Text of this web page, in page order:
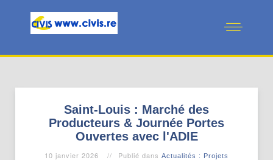
Saint-Louis : Marché des
Producteurs & Journée Portes
Ouvertes avec l'ADIE
10 janvier 2026 Publié dans Actualités : Projets